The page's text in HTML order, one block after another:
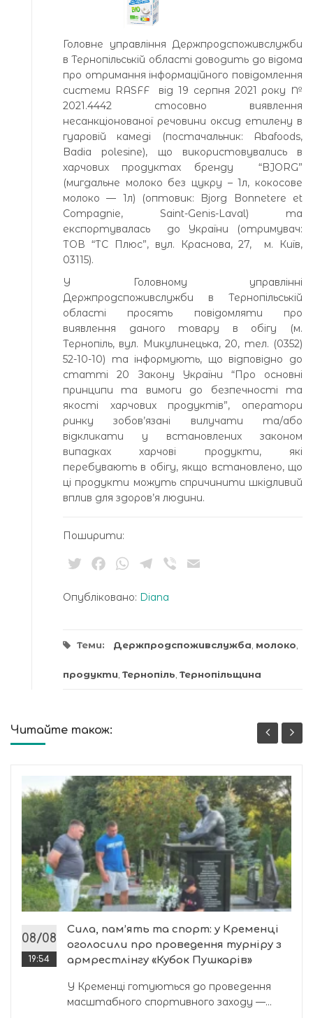
Головне управління Держпродспоживслужби
в Тернопільській області доводить до відома
про отримання інформаційного повідомлення
системи RASFF від 19 серпня 2021 року №
2021.4442 стосовно виявлення
несанкціонованої речовини оксид етилену в
гуаровій камеді (постачальник: Abafoods,
Badia polesine), що використовувались в
харчових продуктах бренду “BJORG”
(мигдальне молоко без цукру – 1л, кокосове
молоко — 1л) (оптовик: Bjorg Bonnetere et
Compagnie, Saint-Genis-Laval) та
експортувалась до України (отримувач:
ТОВ “ТС Плюс”, вул. Краснова, 27, м. Київ,
03115).
У Головному управлінні
Держпродспоживслужби в Тернопільській
області просять повідомляти про
виявлення даного товару в обігу (м.
Тернопіль, вул. Микулинецька, 20, тел. (0352)
52-10-10) та інформують, що відповідно до
статті 20 Закону України “Про основні
принципи та вимоги до безпечності та
якості харчових продуктів”, оператори
ринку зобов’язані вилучати та/або
відкликати у встановлених законом
випадках харчові продукти, які
перебувають в обігу, якщо встановлено, що
ці продукти можуть спричинити шкідливий
вплив для здоров’я людини.
Поширити:
TwitterFacebookWhatsApp
Telegram
Viber
Опубліковано: Diana
Теми: Держпродспоживслужба, молоко,
продукти, Тернопіль, Тернопільщина
Читайте також:
08/08
19:54
Сила, пам’ять та спорт: у Кременці
оголосили про проведення турніру з
армрестлінгу «Кубок Пушкарів»
У Кременці готуються до проведення
масштабного спортивного заходу —...